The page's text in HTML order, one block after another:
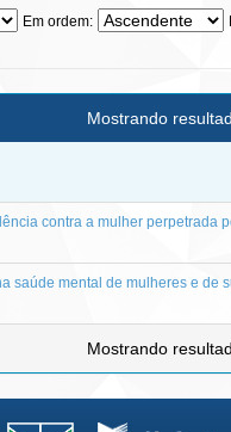
Em ordem:
Mostrando
contra a mulher perpetrada
saúde mental de mulheres e de
Mostrando